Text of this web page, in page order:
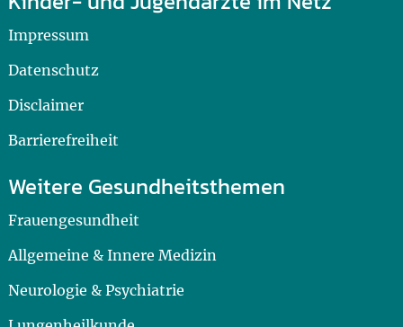
Impressum
Datenschutz
Disclaimer
Barrierefreiheit
Weitere Gesundheitsthemen
Frauengesundheit
Allgemeine & Innere Medizin
Neurologie & Psychiatrie